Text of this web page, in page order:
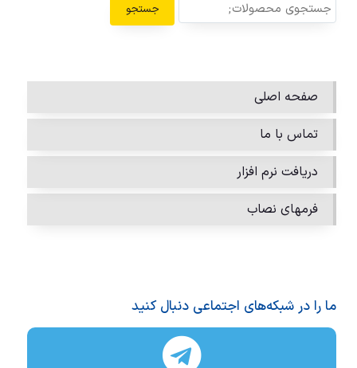
جستجو
صفحه اصلی
تماس با ما
دریافت نرم افزار
فرمهای نصاب
ما را در شبکه‌های اجتماعی دنبال کنید